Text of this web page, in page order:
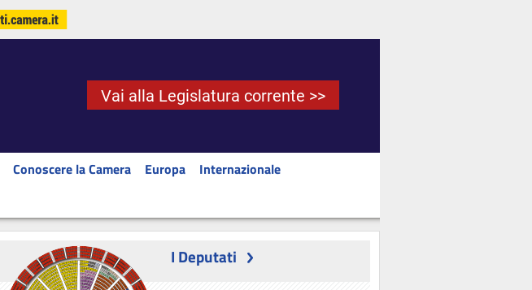
Vai alla Legislatura corrente >>
Conoscere la Camera Europa
Internazionale
I Deputati